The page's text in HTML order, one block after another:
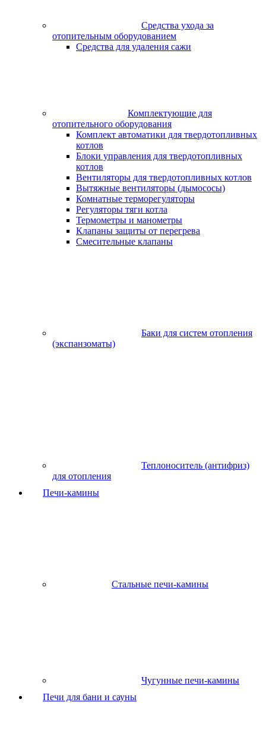
Средства ухода за
отопительным оборудованием
Средства для удаления сажи
Комплектующие для
отопительного оборудования
Комплект автоматики для твердотопливных
котлов
Блоки управления для твердотопливных
котлов
Вентиляторы для твердотопливных котлов
Вытяжные вентиляторы (дымососы)
Комнатные терморегуляторы
Регуляторы тяги котла
Термометры и манометры
Клапаны защиты от перегрева
Смесительные клапаны
Баки для систем отопления
(экспанзоматы)
Теплоноситель (антифриз)
для отопления
Печи-камины
Стальные печи-камины
Чугунные печи-камины
Печи для бани и сауны